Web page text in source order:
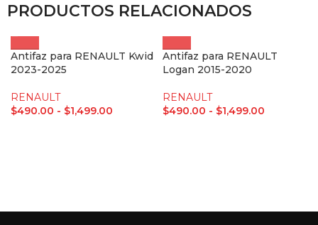
PRODUCTOS RELACIONADOS
Antifaz para RENAULT Kwid
2023-2025
RENAULT
$490.00 - $1,499.00
Antifaz para RENAULT
Logan 2015-2020
RENAULT
$490.00 - $1,499.00